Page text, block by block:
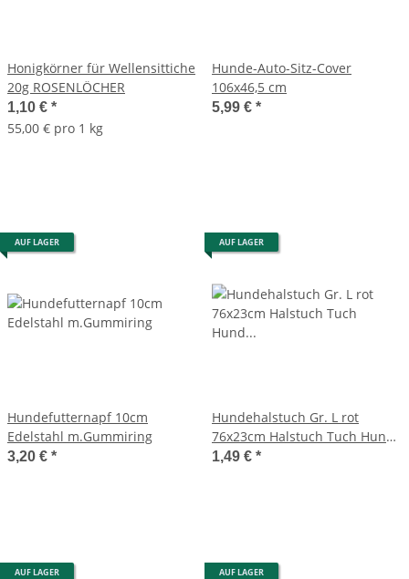
Honigkörner für Wellensittiche
20g ROSENLÖCHER
1,10 € *
55,00 € pro 1 kg
Hunde-Auto-Sitz-Cover
106x46,5 cm
5,99 € *
AUF LAGER
Hundefutternapf 10cm
Edelstahl m.Gummiring
3,20 € *
AUF LAGER
Hundehalstuch Gr. L rot
76x23cm Halstuch Tuch Hund
Baumwolle WELTBILD
1,49 € *
AUF LAGER AUF LAGER